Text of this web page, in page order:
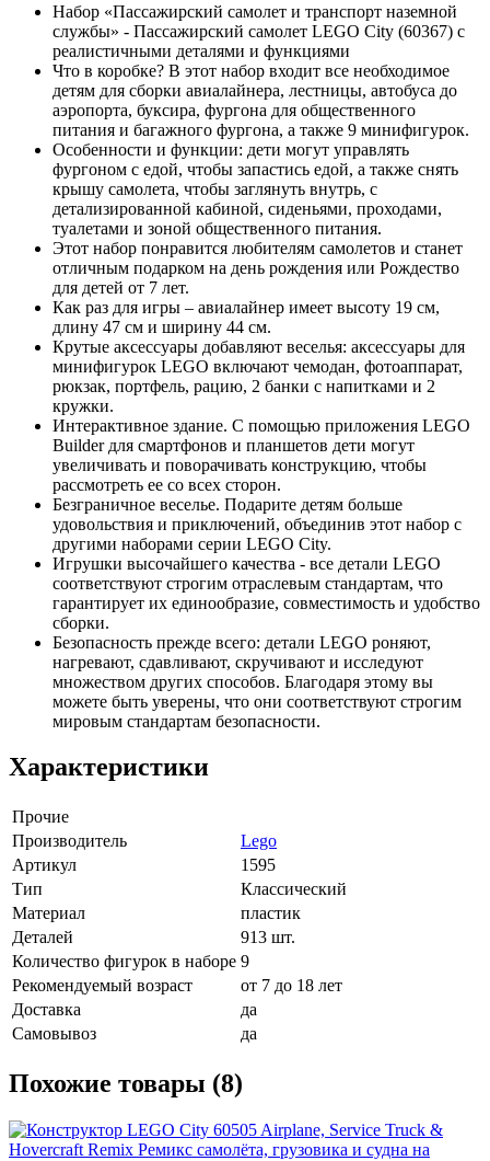
Набор «Пассажирский самолет и транспорт наземной
службы» - Пассажирский самолет LEGO City (60367) с
реалистичными деталями и функциями
Что в коробке? В этот набор входит все необходимое
детям для сборки авиалайнера, лестницы, автобуса до
аэропорта, буксира, фургона для общественного
питания и багажного фургона, а также 9 минифигурок.
Особенности и функции: дети могут управлять
фургоном с едой, чтобы запастись едой, а также снять
крышу самолета, чтобы заглянуть внутрь, с
детализированной кабиной, сиденьями, проходами,
туалетами и зоной общественного питания.
Этот набор понравится любителям самолетов и станет
отличным подарком на день рождения или Рождество
для детей от 7 лет.
Как раз для игры – авиалайнер имеет высоту 19 см,
длину 47 см и ширину 44 см.
Крутые аксессуары добавляют веселья: аксессуары для
минифигурок LEGO включают чемодан, фотоаппарат,
рюкзак, портфель, рацию, 2 банки с напитками и 2
кружки.
Интерактивное здание. С помощью приложения LEGO
Builder для смартфонов и планшетов дети могут
увеличивать и поворачивать конструкцию, чтобы
рассмотреть ее со всех сторон.
Безграничное веселье. Подарите детям больше
удовольствия и приключений, объединив этот набор с
другими наборами серии LEGO City.
Игрушки высочайшего качества - все детали LEGO
соответствуют строгим отраслевым стандартам, что
гарантирует их единообразие, совместимость и удобство
сборки.
Безопасность прежде всего: детали LEGO роняют,
нагревают, сдавливают, скручивают и исследуют
множеством других способов. Благодаря этому вы
можете быть уверены, что они соответствуют строгим
мировым стандартам безопасности.
Характеристики
Прочие
Производитель
Lego
Артикул
1595
Тип
Классический
Материал
пластик
Деталей
913 шт.
Количество фигурок в наборе 9
Рекомендуемый возраст
от 7 до 18 лет
Доставка
да
Самовывоз
да
Похожие товары (8)